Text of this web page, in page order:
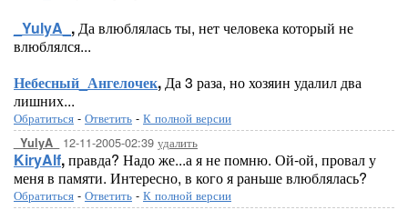
_YulyA_ ,Да влюблялась ты, нет человека который не
влюблялся...
Небесный_Ангелочек,Да 3 раза, но хозяин удалил два
лишних...
Обратиться - Ответить - К полной версии
_YulyA_ 12-11-2005-02:39 удалить
KiryAlf,правда? Надо же...а я не помню. Ой-ой, провал у
меня в памяти. Интересно, в кого я раньше влюблялась?
Обратиться - Ответить - К полной версии